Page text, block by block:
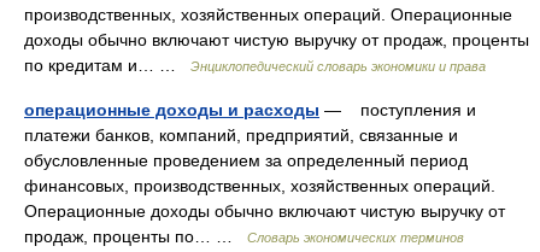
производственных, хозяйственных операций. Операционные
доходы обычно включают чистую выручку от продаж, проценты
по кредитам и… …
Энциклопедический словарь экономики и права
операционные доходы и расходы — поступления и
платежи банков, компаний, предприятий, связанные и
обусловленные проведением за определенный период
финансовых, производственных, хозяйственных операций.
Операционные доходы обычно включают чистую выручку от
продаж, проценты по… …
Словарь экономических терминов